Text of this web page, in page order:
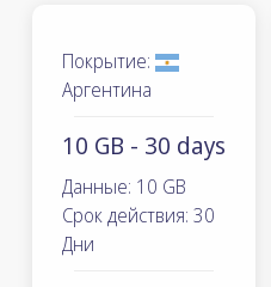
Покрытие:
Аргентина
10 GB - 30 days
Данные: 10 GB
Срок действия: 30
Дни